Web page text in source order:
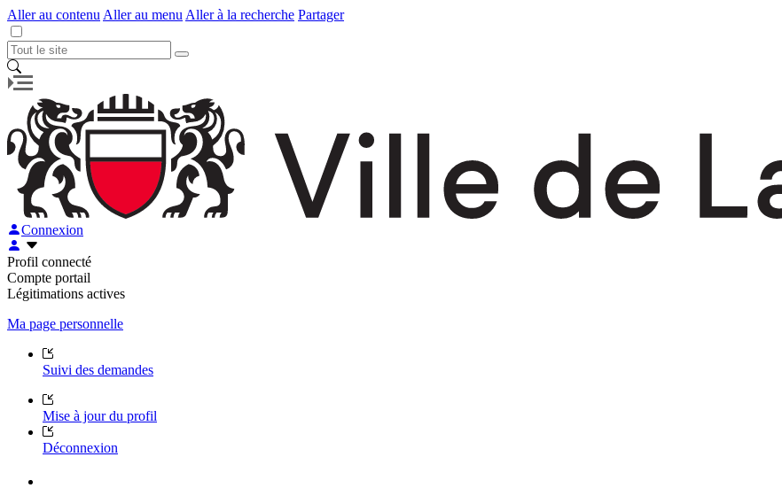
Aller au contenu Aller au menu Aller à la recherche Partager
Connexion
Profil connecté
Compte portail
Légitimations actives
Ma page personnelle
Suivi des demandes
Mise à jour du profil
Déconnexion